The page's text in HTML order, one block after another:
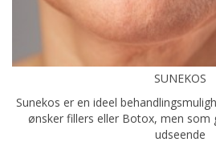
SUNEKOS
Sunekos er en ideel
ønsker fillers eller Botox, men som
udseende